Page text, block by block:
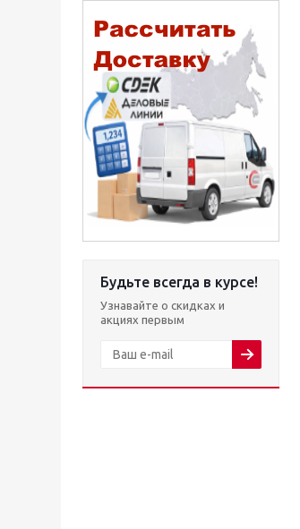
Будьте всегда в курсе!
Узнавайте о скидках и
акциях первым